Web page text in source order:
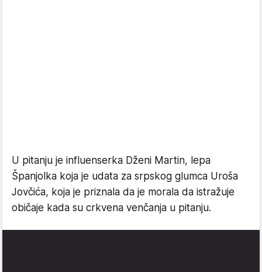
U pitanju je influenserka Dženi Martin, lepa
Španjolka koja je udata za srpskog glumca Uroša
Jovčića, koja je priznala da je morala da istražuje
običaje kada su crkvena venčanja u pitanju.